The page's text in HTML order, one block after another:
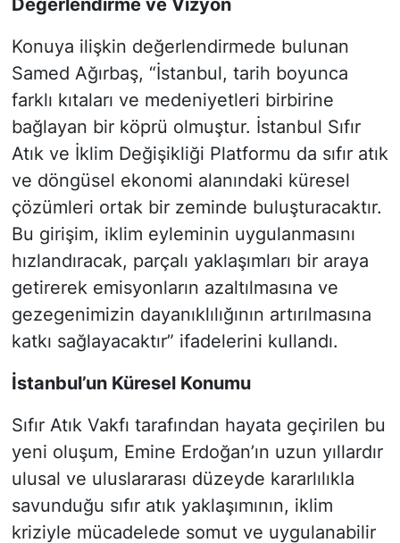
Değerlendirme ve Vizyon
Konuya ilişkin değerlendirmede bulunan
Samed Ağırbaş, “İstanbul, tarih boyunca
farklı kıtaları ve medeniyetleri birbirine
bağlayan bir köprü olmuştur. İstanbul Sıfır
Atık ve İklim Değişikliği Platformu da sıfır atık
ve döngüsel ekonomi alanındaki küresel
çözümleri ortak bir zeminde buluşturacaktır.
Bu girişim, iklim eyleminin uygulanmasını
hızlandıracak, parçalı yaklaşımları bir araya
getirerek emisyonların azaltılmasına ve
gezegenimizin dayanıklılığının artırılmasına
katkı sağlayacaktır” ifadelerini kullandı.
İstanbul’un Küresel Konumu
Sıfır Atık Vakfı tarafından hayata geçirilen bu
yeni oluşum, Emine Erdoğan’ın uzun yıllardır
ulusal ve uluslararası düzeyde kararlılıkla
savunduğu sıfır atık yaklaşımının, iklim
kriziyle mücadelede somut ve uygulanabilir